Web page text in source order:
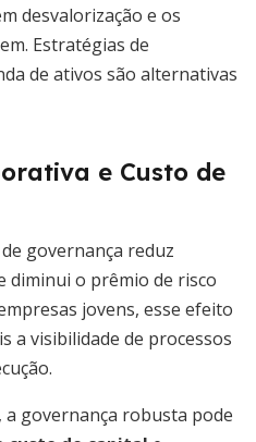
desvalorização e os
Estratégias de
de ativos são alternativas
e Custo de
governança reduz
diminui o prêmio de risco
jovens, esse efeito
a visibilidade de processos
governança robusta pode